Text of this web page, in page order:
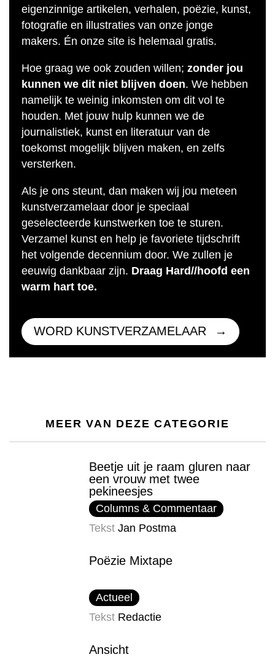
eigenzinnige artikelen, verhalen, poëzie, kunst,
fotografie en illustraties van onze jonge
makers. Én onze site is helemaal gratis.
Hoe graag we ook zouden willen; zonder jou
kunnen we dit niet blijven doen. We hebben
namelijk te weinig inkomsten om dit vol te
houden. Met jouw hulp kunnen we de
journalistiek, kunst en literatuur van de
toekomst mogelijk blijven maken, en zelfs
versterken.
Als je ons steunt, dan maken wij jou meteen
kunstverzamelaar door je speciaal
geselecteerde kunstwerken toe te sturen.
Verzamel kunst en help je favoriete tijdschrift
het volgende decennium door. We zullen je
eeuwig dankbaar zijn. Draag Hard//hoofd een
warm hart toe.
WORD KUNSTVERZAMELAAR
MEER VAN DEZE CATEGORIE
Beetje uit je raam gluren naar
een vrouw met twee
pekineesjes
Columns & Commentaar
Tekst Jan Postma
Poëzie Mixtape
Actueel
Tekst Redactie
Ansicht